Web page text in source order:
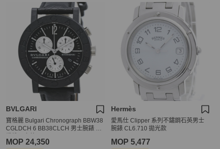
BVLGARI
寶格麗 Bulgari Chronograph BBW38
CGLDCH 6 BB38CLCH 男士腕錶 碳
MOP 24,350
Hermès
愛馬仕 Clipper 系列不鏽鋼石英男士
腕錶 CL6.710 拋光款
MOP 5,477